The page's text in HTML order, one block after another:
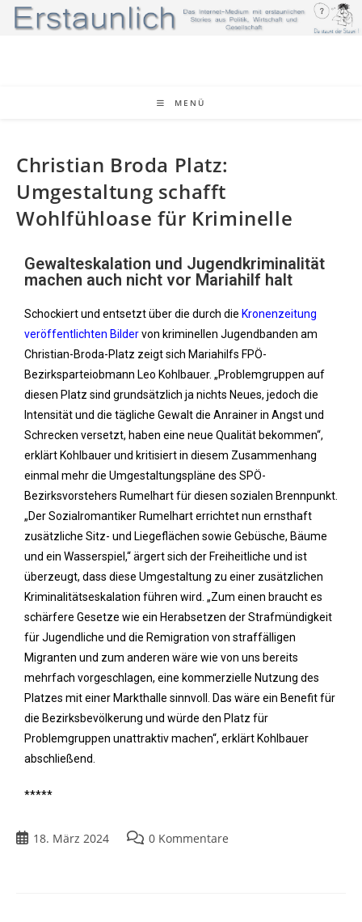
MENÜ
Christian Broda Platz:
Umgestaltung schafft
Wohlfühloase für Kriminelle
Gewalteskalation und Jugendkriminalität
machen auch nicht vor Mariahilf halt
Schockiert und entsetzt über die durch die Kronenzeitung
veröffentlichten Bildervon kriminellen Jugendbanden am
Christian-Broda-Platz zeigt sich Mariahilfs FPÖ-
Bezirksparteiobmann Leo Kohlbauer. „Problemgruppen auf
diesen Platz sind grundsätzlich ja nichts Neues, jedoch die
Intensität und die tägliche Gewalt die Anrainer in Angst und
Schrecken versetzt, haben eine neue Qualität bekommen“,
erklärt Kohlbauer und kritisiert in diesem Zusammenhang
einmal mehr die Umgestaltungspläne des SPÖ-
Bezirksvorstehers Rumelhart für diesen sozialen Brennpunkt.
„Der Sozialromantiker Rumelhart errichtet nun ernsthaft
zusätzliche Sitz- und Liegeflächen sowie Gebüsche, Bäume
und ein Wasserspiel,“ ärgert sich der Freiheitliche und ist
überzeugt, dass diese Umgestaltung zu einer zusätzlichen
Kriminalitätseskalation führen wird. „Zum einen braucht es
schärfere Gesetze wie ein Herabsetzen der Strafmündigkeit
für Jugendliche und die Remigration von straffälligen
Migranten und zum anderen wäre wie von uns bereits
mehrfach vorgeschlagen, eine kommerzielle Nutzung des
Platzes mit einer Markthalle sinnvoll. Das wäre ein Benefit für
die Bezirksbevölkerung und würde den Platz für
Problemgruppen unattraktiv machen“, erklärt Kohlbauer
abschließend.
*****
18. März 2024 0 Kommentare